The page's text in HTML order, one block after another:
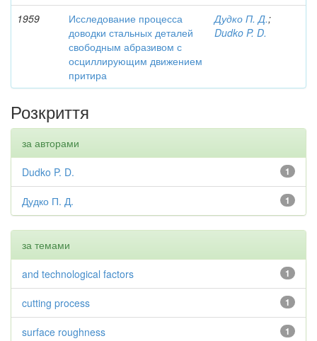
1959
Исследование процесса
доводки стальных деталей
свободным абразивом с
осциллирующим движением
притира
Дудко П. Д.;
Dudko P. D.
Розкриття
за авторами
1
Dudko P. D.
1
Дудко П. Д.
за темами
1
and technological factors
1
cutting process
1
surface roughness